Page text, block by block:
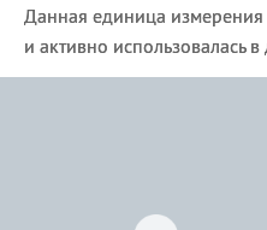
Данная единица
и активно использовалась